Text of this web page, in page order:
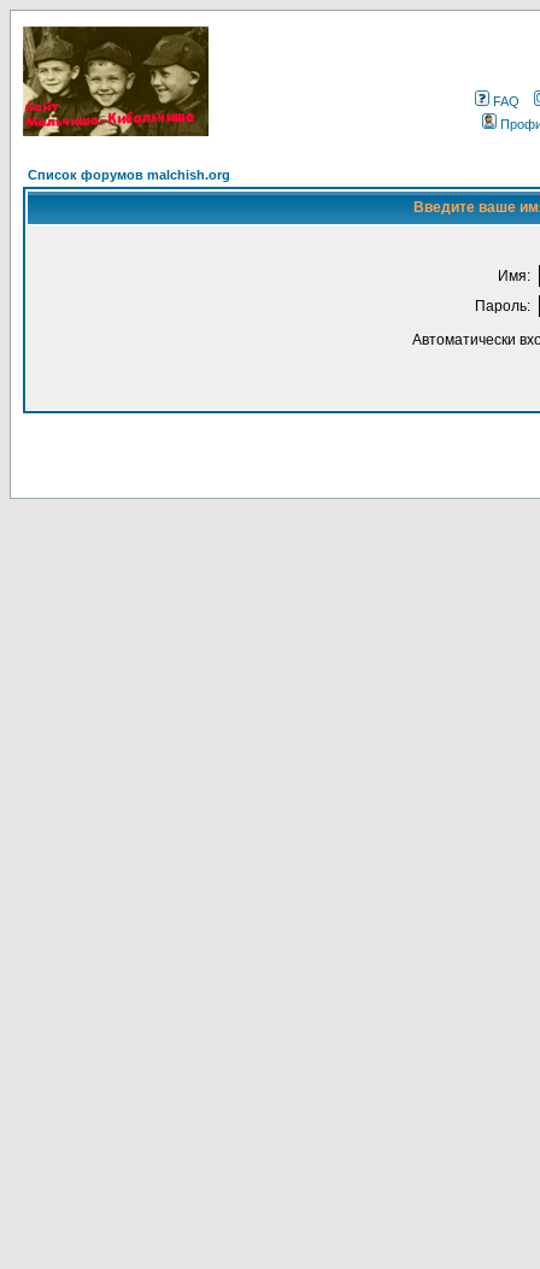
FAQ
Список форумов malchish.org
Введите ваше
Имя:
Пароль:
Автоматически